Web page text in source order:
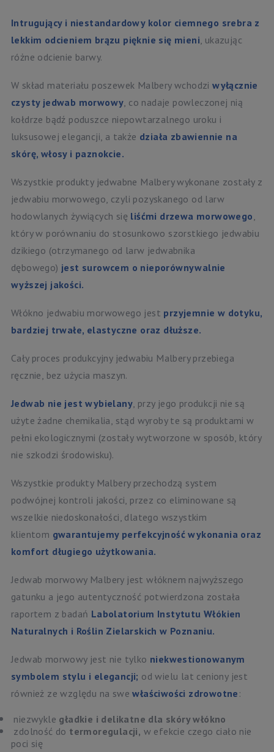
Intrugujący i niestandardowy kolor ciemnego srebra z
lekkim odcieniem brązu pięknie się mieni, ukazując
różne odcienie barwy.
W skład materiału poszewek Malbery wchodziwyłącznie
czysty jedwab morwowy, co nadaje powleczonej nią
kołdrze bądź poduszce niepowtarzalnego uroku i
luksusowej elegancji, a także działa zbawiennie na
skórę, włosy i paznokcie.
Wszystkie produkty jedwabne Malbery wykonane zostały z
jedwabiu morwowego, czyli pozyskanego od larw
hodowlanych żywiących się liśćmi drzewa morwowego,
który w porównaniu do stosunkowo szorstkiego jedwabiu
dzikiego (otrzymanego od larw jedwabnika
dębowego) jest surowcem o nieporównywalnie
wyższej jakości.
Włókno jedwabiu morwowego jest przyjemnie w dotyku,
bardziej trwałe, elastyczne oraz dłuższe.
Cały proces produkcyjny jedwabiu Malbery przebiega
ręcznie, bez użycia maszyn.
Jedwab nie jest wybielany, przy jego produkcji nie są
użyte żadne chemikalia, stąd wyroby te są produktami w
pełni ekologicznymi (zostały wytworzone w sposób, który
nie szkodzi środowisku).
Wszystkie produkty Malbery przechodzą system
podwójnej kontroli jakości, przez co eliminowane są
wszelkie niedoskonałości, dlatego wszystkim
klientom gwarantujemy perfekcyjność wykonania oraz
komfort długiego użytkowania.
Jedwab morwowy Malbery jest włóknem najwyższego
gatunku a jego autentyczność potwierdzona została
raportem z badań Labolatorium Instytutu Włókien
Naturalnych i Roślin Zielarskich w Poznaniu.
Jedwab morwowy jest nie tylko niekwestionowanym
symbolem stylu i elegancji; od wielu lat ceniony jest
również ze względu na swewłaściwości zdrowotne :
niezwykle gładkie i delikatne dla skóry włókno
zdolność do termoregulacji, w efekcie czego ciało nie
poci się